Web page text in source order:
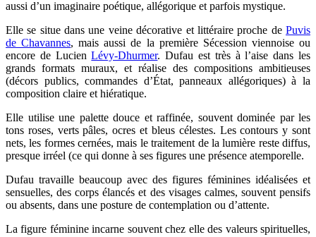
aussi d’un imaginaire poétique, allégorique et parfois mystique.
Elle se situe dans une veine décorative et littéraire proche de Puvis
de Chavannes, mais aussi de la première Sécession viennoise ou
encore de LucienLévy-Dhurmer. Dufau est très à l’aise dans les
grands formats muraux, et réalise des compositions ambitieuses
(décors publics, commandes d’État, panneaux allégoriques) à la
composition claire et hiératique.
Elle utilise une palette douce et raffinée, souvent dominée par les
tons roses, verts pâles, ocres et bleus célestes. Les contours y sont
nets, les formes cernées, mais le traitement de la lumière reste diffus,
presque irréel (ce qui donne à ses figures une présence atemporelle.
Dufau travaille beaucoup avec des figures féminines idéalisées et
sensuelles, des corps élancés et des visages calmes, souvent pensifs
ou absents, dans une posture de contemplation ou d’attente.
La figure féminine incarne souvent chez elle des valeurs spirituelles,